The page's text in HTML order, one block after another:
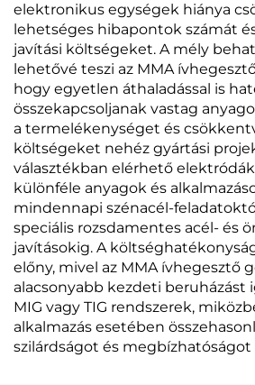
elektronikus egységek hiánya
lehetséges hibapontok számát
javítási költségeket. A mély
lehetővé teszi az MMA
hogy egyetlen áthaladással is
összekapcsoljanak vastag
a termelékenységet és
költségeket nehéz gyártási
választékban elérhető
különféle anyagok és
mindennapi szénacél-
speciális rozsdamentes acél- és
javításokig. A
előny, mivel az MMA ívhegesztő
alacsonyabb kezdeti beruházást
MIG vagy TIG rendszerek,
alkalmazás esetében
szilárdságot és